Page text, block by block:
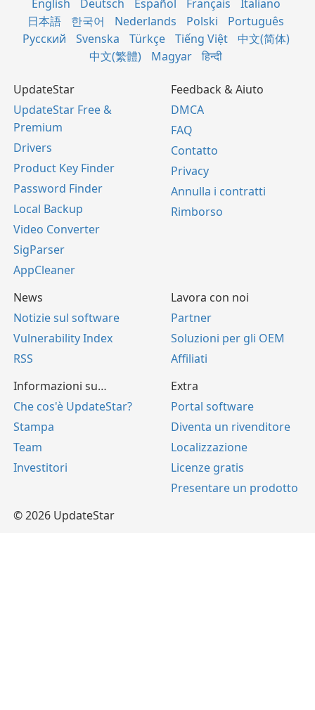
English Deutsch Español Français
Italiano
日本語
한국어 Nederlands Polski
Português
Русский
Svenska Türkçe Tiếng Việt
中文(简体)
中文(繁體)
Magyar हिन्दी
UpdateStar
UpdateStar Free &
Premium
Drivers
Product Key Finder
Password Finder
Local Backup
Video Converter
SigParser
AppCleaner
Feedback & Aiuto
DMCA
FAQ
Contatto
Privacy
Annulla i contratti
Rimborso
News
Notizie sul software
Vulnerability Index
RSS
Lavora con noi
Partner
Soluzioni per gli OEM
Affiliati
Informazioni su…
Che cos'è UpdateStar?
Stampa
Team
Investitori
Extra
Portal software
Diventa un rivenditore
Localizzazione
Licenze gratis
Presentare un prodotto
© 2026 UpdateStar